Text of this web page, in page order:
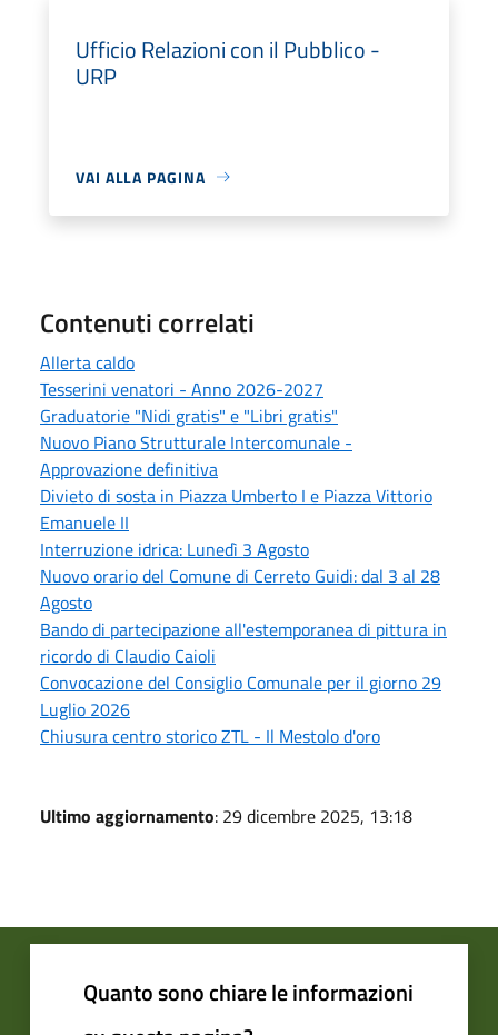
Ufficio Relazioni con il Pubblico -
URP
VAI ALLA PAGINA
Contenuti correlati
Allerta caldo
Tesserini venatori - Anno 2026-2027
Graduatorie "Nidi gratis" e "Libri gratis"
Nuovo Piano Strutturale Intercomunale -
Approvazione definitiva
Divieto di sosta in Piazza Umberto I e Piazza Vittorio
Emanuele II
Interruzione idrica: Lunedì 3 Agosto
Nuovo orario del Comune di Cerreto Guidi: dal 3 al 28
Agosto
Bando di partecipazione all'estemporanea di pittura in
ricordo di Claudio Caioli
Convocazione del Consiglio Comunale per il giorno 29
Luglio 2026
Chiusura centro storico ZTL - Il Mestolo d'oro
Ultimo aggiornamento: 29 dicembre 2025, 13:18
Quanto sono chiare le informazioni